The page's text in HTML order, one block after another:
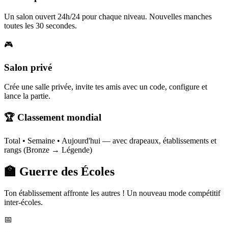
Un salon ouvert 24h/24 pour chaque niveau. Nouvelles manches
toutes les 30 secondes.
🎮
Salon privé
Crée une salle privée, invite tes amis avec un code, configure et
lance la partie.
🏆 Classement mondial
Total • Semaine • Aujourd'hui — avec drapeaux, établissements et
rangs (Bronze → Légende)
🏫 Guerre des Écoles
Ton établissement affronte les autres ! Un nouveau mode compétitif
inter-écoles.
📅